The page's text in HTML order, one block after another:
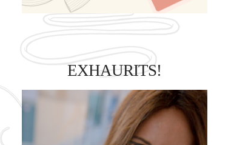
EXHAURITS!